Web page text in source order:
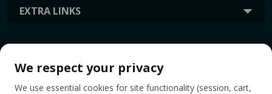
EXTRA LINKS
We respect your privacy
We use essential cookies for site functionality (session, cart,